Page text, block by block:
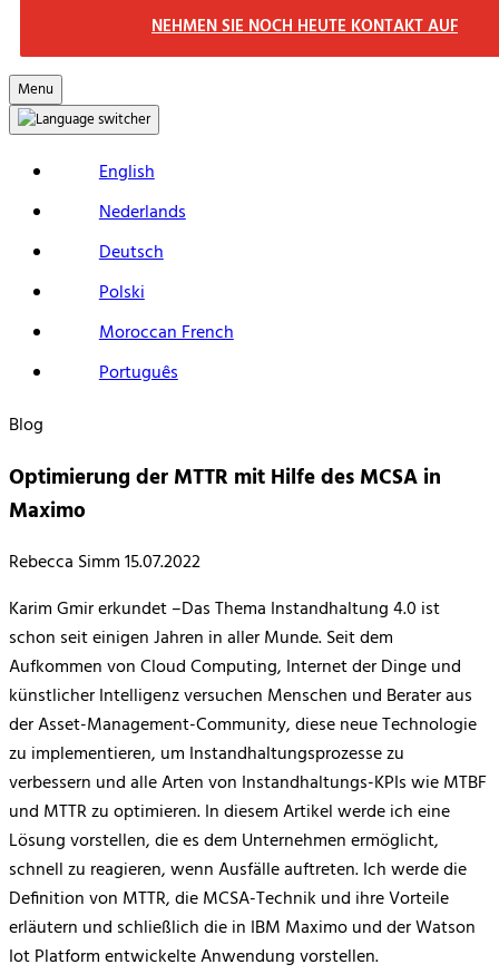
NEHMEN SIE NOCH HEUTE KONTAKT AUF
Menu
English
Nederlands
Deutsch
Polski
Moroccan French
Português
Blog
Optimierung der MTTR mit Hilfe des MCSA in
Maximo
Rebecca Simm15.07.2022
Karim Gmir erkundet –Das Thema Instandhaltung 4.0 ist
schon seit einigen Jahren in aller Munde. Seit dem
Aufkommen von Cloud Computing, Internet der Dinge und
künstlicher Intelligenz versuchen Menschen und Berater aus
der Asset-Management-Community, diese neue Technologie
zu implementieren, um Instandhaltungsprozesse zu
verbessern und alle Arten von Instandhaltungs-KPIs wie MTBF
und MTTR zu optimieren. In diesem Artikel werde ich eine
Lösung vorstellen, die es dem Unternehmen ermöglicht,
schnell zu reagieren, wenn Ausfälle auftreten. Ich werde die
Definition von MTTR, die MCSA-Technik und ihre Vorteile
erläutern und schließlich die in IBM Maximo und der Watson
Iot Platform entwickelte Anwendung vorstellen.